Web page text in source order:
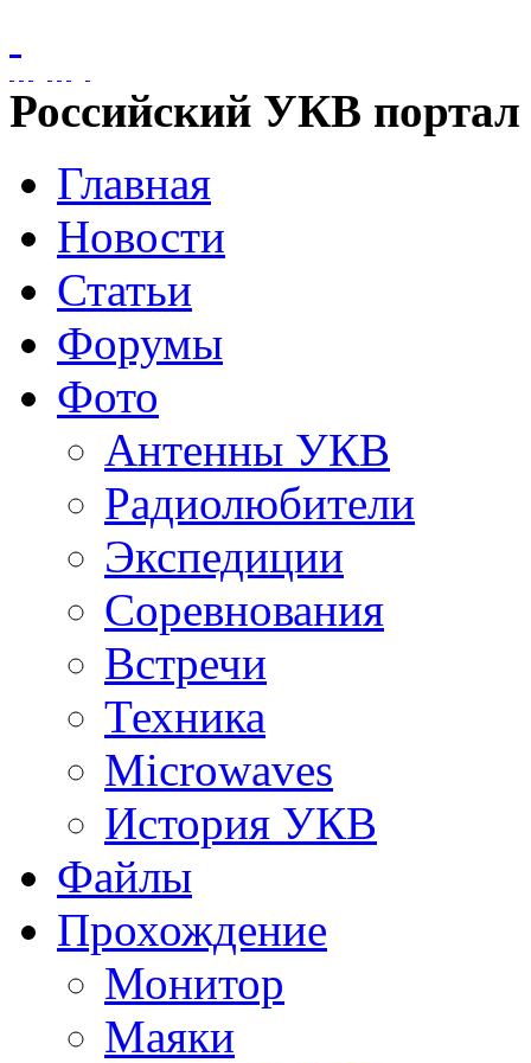
Российский УКВ портал
Главная
Новости
Статьи
Форумы
Фото
Антенны УКВ
Радиолюбители
Экспедиции
Соревнования
Встречи
Техника
Microwaves
История УКВ
Файлы
Прохождение
Монитор
Маяки